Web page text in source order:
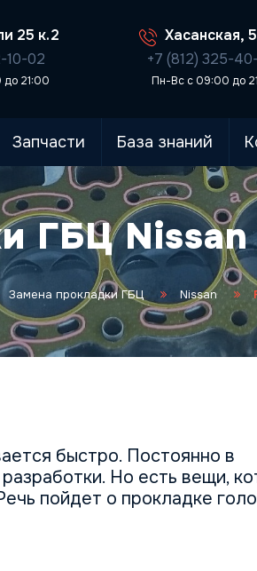
25 к.2
10-02
21:00
Хасанская, 5
+7 (812) 325-
Пн-Вс с 09:00 до
Запчасти База знаний
ГБЦ Nissan
Замена прокладки ГБЦ Nissan
быстро. Постоянно в
Но есть вещи,
пойдет о прокладке